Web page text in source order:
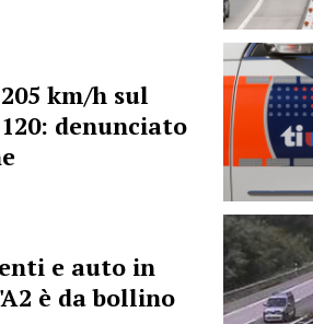
km/h sul
denunciato
e auto in
è da bollino